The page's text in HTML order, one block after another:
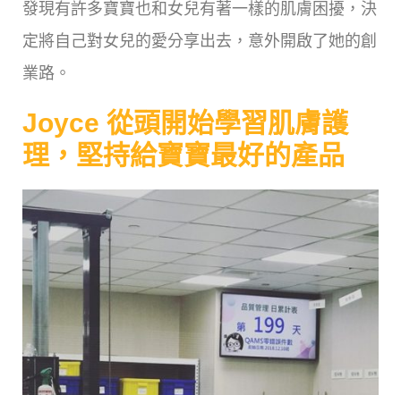
發現有許多寶寶也和女兒有著一樣的肌膚困擾，決
定將自己對女兒的愛分享出去，意外開啟了她的創
業路。
Joyce 從頭開始學習肌膚護
理，堅持給寶寶最好的產品